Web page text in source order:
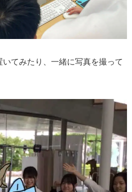
てみたり、一緒に写真を撮って